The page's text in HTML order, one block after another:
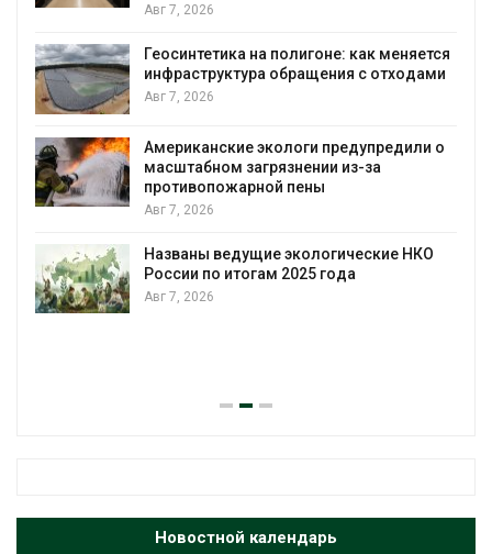
Авг 7, 2026
Геосинтетика на полигоне: как меняется
инфраструктура обращения с отходами
Авг 7, 2026
Американские экологи предупредили о
масштабном загрязнении из-за
противопожарной пены
Авг 7, 2026
Названы ведущие экологические НКО
России по итогам 2025 года
Авг 7, 2026
Новостной календарь